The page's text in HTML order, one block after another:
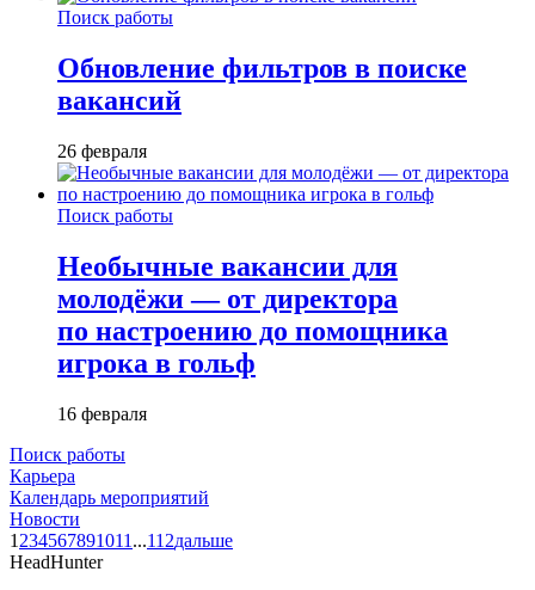
Поиск работы
Обновление фильтров в поиске
вакансий
26 февраля
Поиск работы
Необычные вакансии для
молодёжи — от директора
по настроению до помощника
игрока в гольф
16 февраля
Поиск работы
Карьера
Календарь мероприятий
Новости
1 234567891011 ...112дальше
HeadHunter